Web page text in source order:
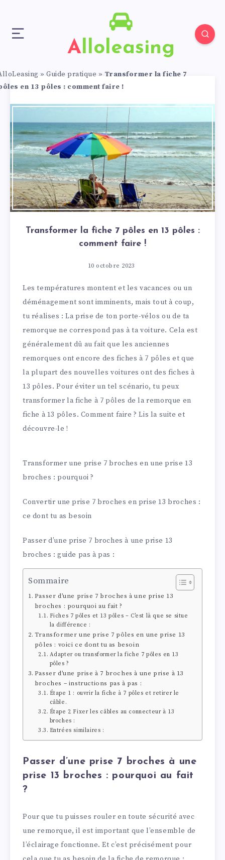
Alloleasing
» Guide pratique » Transformer la fiche 7
en 13 pôles : comment faire !
Transformer la fiche 7 pôles en 13 pôles :
comment faire !
10 octobre 2023
Les températures montent et les vacances ou un
déménagement sont imminents, mais tout à coup,
tu réalises : La prise de ton porte-vélos ou de ta
remorque ne correspond pas à ta voiture. Cela est
généralement dû au fait que les anciennes
remorques ont encore des fiches à 7 pôles et que
la plupart des nouvelles voitures ont des fiches à
13 pôles. Pour éviter un tel scénario, tu peux
transformer la fiche à 7 pôles de la remorque en
fiche à 13 pôles. Comment faire ? Lis la suite et
découvre-le !
Transformer une prise 7 broches en une prise 13
broches : pourquoi ?
Convertir une prise 7 broches en prise 13 broches :
ce dont tu as besoin
Passer d’une prise 7 broches à une prise 13
broches : guide pas à pas :
Sommaire
Passer d’une prise 7 broches à une prise 13
broches : pourquoi au fait ?
Fiches 7 pôles et 13 pôles – C’est là que se situe
la différence :
Transformer une prise 7 pôles en une prise 13
pôles : voici ce dont tu as besoin
Adapter ou transformer la fiche 7 pôles en 13
pôles ?
Passer d’une prise à 7 broches à une prise à 13
broches – instructions pas à pas :
Étape 1 : ouvrir la fiche à 7 pôles et retirer le
câble.
Étape 2 Fixer les câbles au connecteur à 13
broches :
Entrées similaires :
Passer d’une prise 7 broches à une
prise 13 broches : pourquoi au fait
?
Pour que tu puisses rouler en toute sécurité avec
une remorque, il est important que l’ensemble de
l’éclairage fonctionne. Et c’est précisément pour